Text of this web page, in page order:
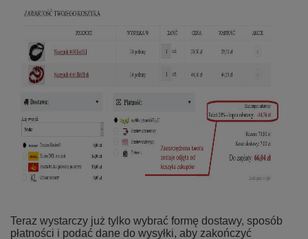
Teraz wystarczy już tylko wybrać formę dostawy, sposób
płatności i podać dane do wysyłki, aby zakończyć